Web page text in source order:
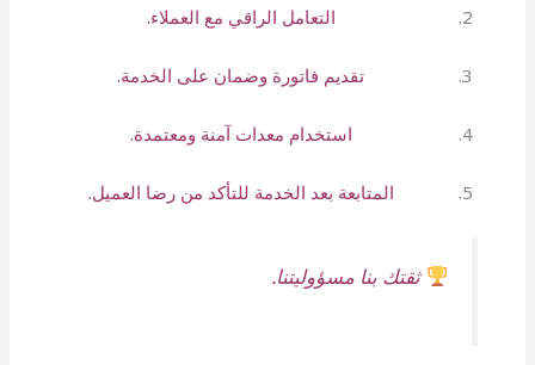
التعامل الراقي مع العملاء.
تقديم فاتورة وضمان على الخدمة.
استخدام معدات آمنة ومعتمدة.
المتابعة بعد الخدمة للتأكد من رضا العميل.
ثقتك بنا مسؤوليتنا.